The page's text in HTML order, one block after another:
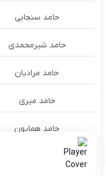
حامد سنجابی
حامد شیرمحمدی
حامد مرادیان
حامد میری
حامد همایون